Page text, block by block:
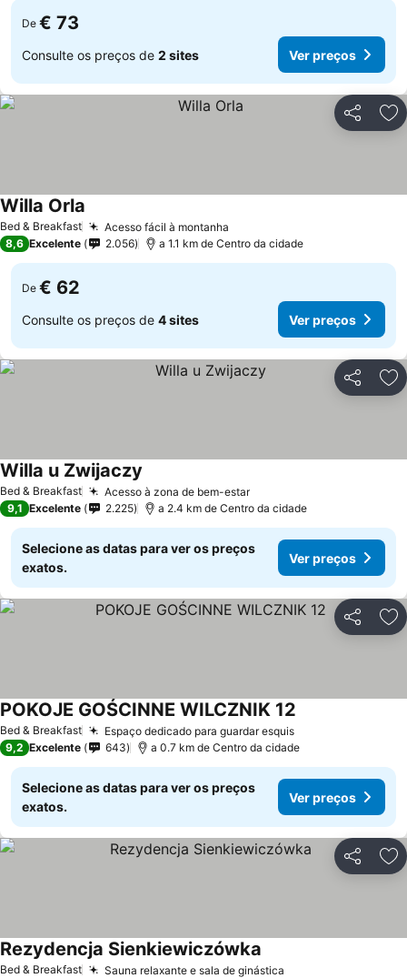
De € 73
Consulte os preços de 2 sites Ver preços
Partilhar
Bed & Breakfast Acesso fácil à montanha
Willa Orla
8,6 Excelente 2.056 a 1.1 km de Centro da cidade
De € 62
Consulte os preços de 4 sites Ver preços
Partilhar
Bed & Breakfast Acesso à zona de bem-estarVer preços
Willa u Zwijaczy
9,1 Excelente 2.225 a 2.4 km de Centro da cidade
Selecione as datas para ver os preços
exatos.
Ver preços
Partilhar
Bed & Breakfast Espaço dedicado para guardar esquisVer preços
POKOJE GOŚCINNE WILCZNIK 12
9,2 Excelente 643 a 0.7 km de Centro da cidade
Selecione as datas para ver os preços
exatos.
Ver preços
Partilhar
Bed & Breakfast Sauna relaxante e sala de ginástica
Rezydencja Sienkiewiczówka